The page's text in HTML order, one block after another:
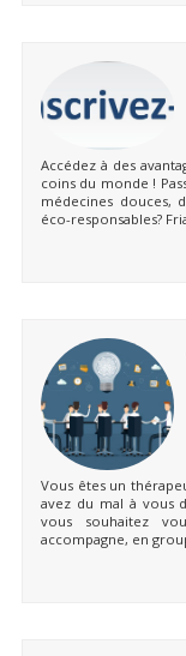
Accédez à des
coins du monde !
médecines douces,
éco-responsables?
Vous êtes un
avez du mal à vous
vous souhaitez
accompagne, en